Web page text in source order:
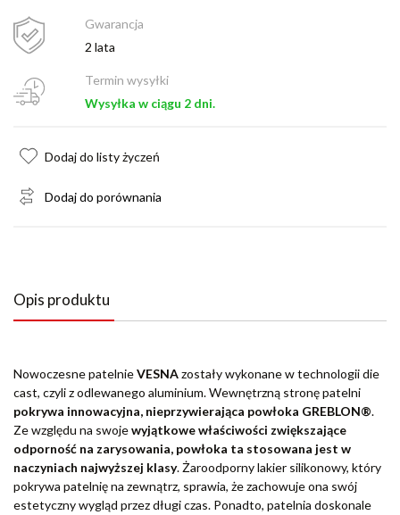
Gwarancja
2 lata
Termin wysyłki
Wysyłka w ciągu 2 dni.
Dodaj do listy życzeń
Dodaj do porównania
Opis produktu
Nowoczesne patelnieVESNAzostały wykonane w technologii die
cast, czyli z odlewanego aluminium. Wewnętrzną stronę patelni
pokrywa innowacyjna, nieprzywierająca powłoka GREBLON®.
Ze względu na swojewyjątkowe właściwości zwiększające
odporność na zarysowania, powłoka ta stosowana jest w
naczyniach najwyższej klasy. Żaroodporny lakier silikonowy, który
pokrywa patelnię na zewnątrz, sprawia, że zachowuje ona swój
estetyczny wygląd przez długi czas. Ponadto, patelnia doskonale